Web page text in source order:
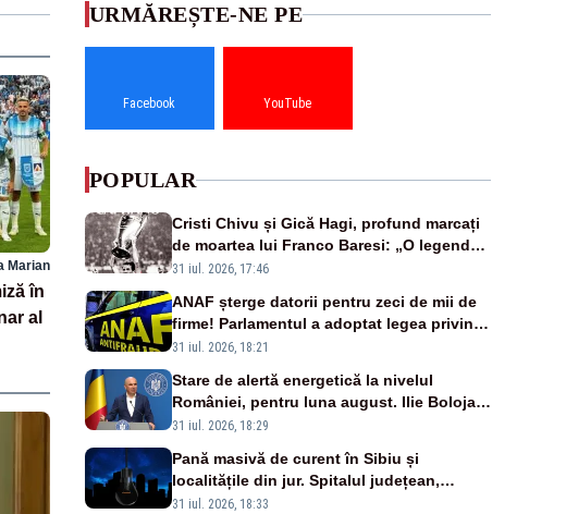
Marian
în
al
URMĂREȘTE-NE PE
Facebook YouTube
POPULAR
Cristi Chivu și Gică Hagi, profund marcați
de moartea lui Franco Baresi: „O legendă
a fotbalului mondial”
31 iul. 2026, 17:46
ANAF șterge datorii pentru zeci de mii de
firme! Parlamentul a adoptat legea privind
amnistia fiscală
31 iul. 2026, 18:21
Stare de alertă energetică la nivelul
României, pentru luna august. Ilie Bolojan
a anunțat importuri și posibile restricții –
31 iul. 2026, 18:29
Pană masivă de curent în Sibiu și
localitățile din jur. Spitalul județean,
semafoarele, rețelele de telefonie, grav
31 iul. 2026, 18:33